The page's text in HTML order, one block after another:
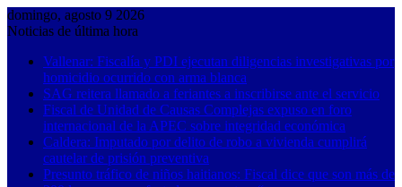
domingo, agosto 9 2026
Noticias de última hora
Vallenar: Fiscalía y PDI ejecutan diligencias investigativas por
homicidio ocurrido con arma blanca
SAG reitera llamado a feriantes a inscribirse ante el servicio
Fiscal de Unidad de Causas Complejas expuso en foro
internacional de la APEC sobre integridad económica
Caldera: Imputado por delito de robo a vivienda cumplirá
cautelar de prisión preventiva
Presunto tráfico de niños haitianos: Fiscal dice que son más de